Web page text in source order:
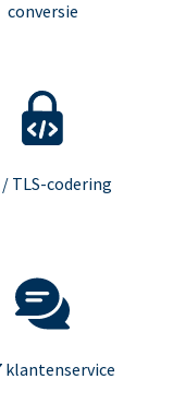
conversie
/ TLS-codering
klantenservice